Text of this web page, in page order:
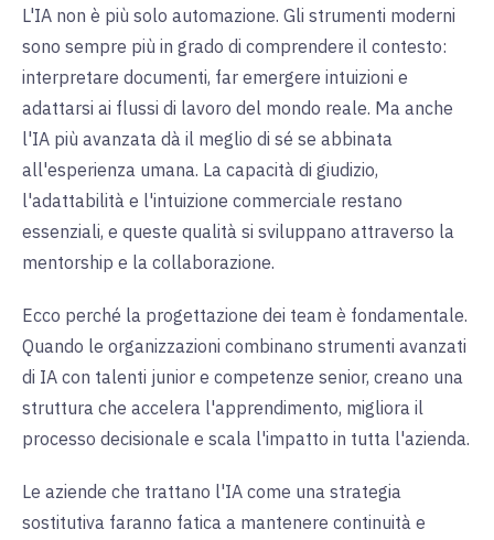
L'IA non è più solo automazione. Gli strumenti moderni
sono sempre più in grado di comprendere il contesto:
interpretare documenti, far emergere intuizioni e
adattarsi ai flussi di lavoro del mondo reale. Ma anche
l'IA più avanzata dà il meglio di sé se abbinata
all'esperienza umana. La capacità di giudizio,
l'adattabilità e l'intuizione commerciale restano
essenziali, e queste qualità si sviluppano attraverso la
mentorship e la collaborazione.
Ecco perché la progettazione dei team è fondamentale.
Quando le organizzazioni combinano strumenti avanzati
di IA con talenti junior e competenze senior, creano una
struttura che accelera l'apprendimento, migliora il
processo decisionale e scala l'impatto in tutta l'azienda.
Le aziende che trattano l'IA come una strategia
sostitutiva faranno fatica a mantenere continuità e